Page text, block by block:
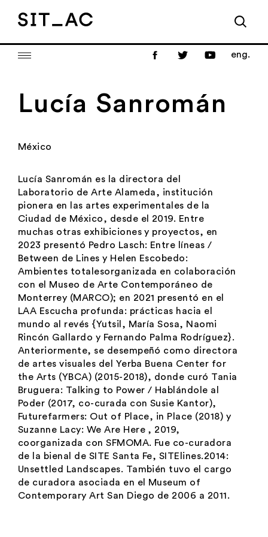
eng.
Lucía Sanromán
México
Lucía Sanromán es la directora del
Laboratorio de Arte Alameda, institución
pionera en las artes experimentales de la
Ciudad de México, desde el 2019. Entre
muchas otras exhibiciones y proyectos, en
2023 presentó Pedro Lasch: Entre líneas /
Between de Lines y Helen Escobedo:
Ambientes totalesorganizada en colaboración
con el Museo de Arte Contemporáneo de
Monterrey (MARCO); en 2021 presentó en el
LAA Escucha profunda: prácticas hacia el
mundo al revés {Yutsil, María Sosa, Naomi
Rincón Gallardo y Fernando Palma Rodríguez}.
Anteriormente, se desempeñó como directora
de artes visuales del Yerba Buena Center for
the Arts (YBCA) (2015-2018), donde curó Tania
Bruguera: Talking to Power / Hablándole al
Poder (2017, co-curada con Susie Kantor),
Futurefarmers: Out of Place, in Place (2018) y
Suzanne Lacy: We Are Here , 2019,
coorganizada con SFMOMA. Fue co-curadora
de la bienal de SITE Santa Fe, SITElines.2014:
Unsettled Landscapes. También tuvo el cargo
de curadora asociada en el Museum of
Contemporary Art San Diego de 2006 a 2011.